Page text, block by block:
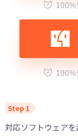
対応ソフトウェア